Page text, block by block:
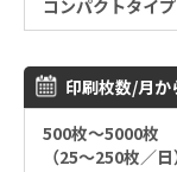
コンパクトタイプ
印刷枚数/月か
500枚～5000枚
（25～250枚／